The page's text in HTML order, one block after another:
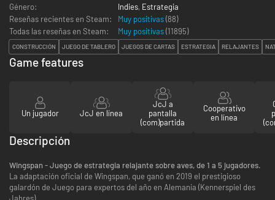
Género:
Indies, Estrategia
Reseñas recientes en Steam:
Muy positivas(88)
Todas las reseñas en Steam:
Muy positivas(11895)
CONSTRUCCIÓN JUEGO DE TABLERO JUEGOS DE CARTAS ESTRATEGIA RELAJANTES
Game features
Un jugador JcJ en línea
JcJ a
pantalla
(com)partida
Cooperativo
en línea
Descripción
Wingspan - Juego de estrategia relajante sobre aves, de 1 a 5 jugadores.
La adaptación oficial de Wingspan, que ganó en 2019 el prestigioso
galardón de Juego para expertos del año en Alemania (Kennerspiel des
Jahres).